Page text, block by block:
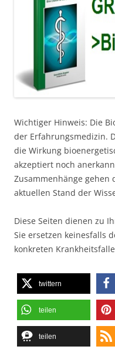
Wichtiger Hinweis: Die
der Erfahrungsmedizin.
die Wirkung
akzeptiert noch
Zusammenhänge
aktuellen Stand der
Diese Seiten dienen zu
Sie ersetzen keinesfalls
konkreten
twittern
teilen
teilen